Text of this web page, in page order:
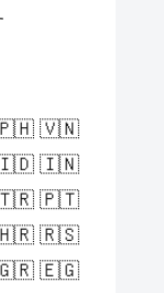
🇻🇳
🇮🇳
🇵🇹
🇷🇸
🇪🇬